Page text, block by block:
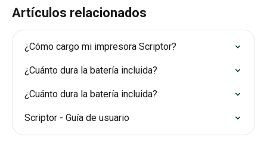
Artículos relacionados
¿Cómo cargo mi impresora Scriptor?
¿Cuánto dura la batería incluida?
¿Cuánto dura la batería incluida?
Scriptor - Guía de usuario